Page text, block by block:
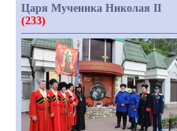
Царя Мученика Николая II
(233)